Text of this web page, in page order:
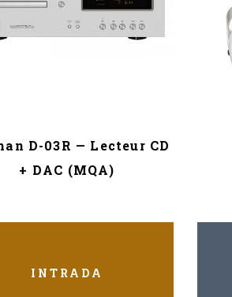
D-03R — Lecteur CD
+ DAC (MQA)
INTRADA